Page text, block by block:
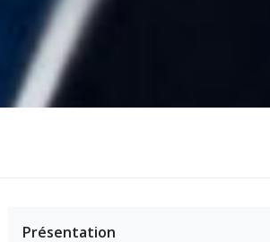
Présentation